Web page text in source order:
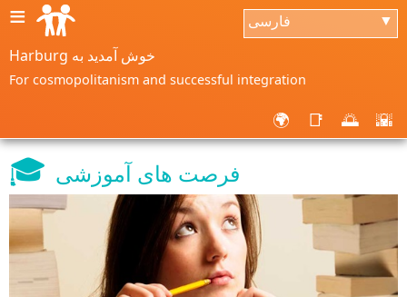
≡ فارسی ▼
Harburg خوش آمدید به
For cosmopolitanism and successful integration
🌍 📑 🌅 🌇
🎓 فرصت های آموزشی